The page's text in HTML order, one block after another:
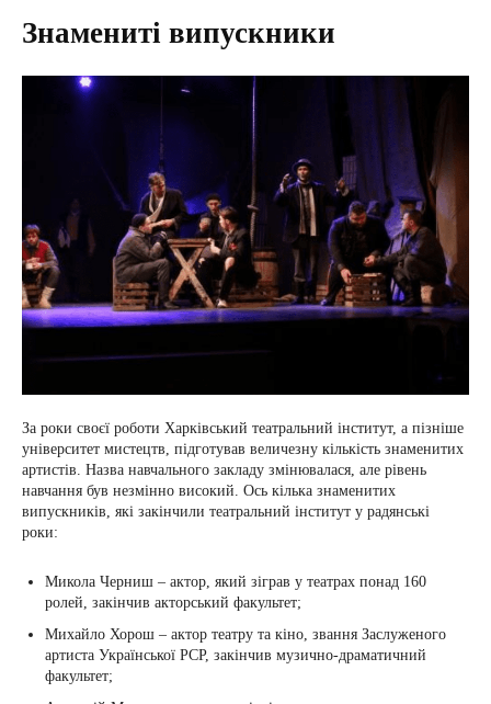
Знамениті випускники
За роки своєї роботи Харківський театральний інститут, а пізніше
університет мистецтв, підготував величезну кількість знаменитих
артистів. Назва навчального закладу змінювалася, але рівень
навчання був незмінно високий. Ось кілька знаменитих
випускників, які закінчили театральний інститут у радянські
роки:
Микола Черниш – актор, який зіграв у театрах понад 160
ролей, закінчив акторський факультет;
Михайло Хорош – актор театру та кіно, звання Заслуженого
артиста Української РСР, закінчив музично-драматичний
факультет;